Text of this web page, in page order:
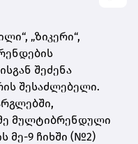
„ზიკერი“,
შეძენა
შესაძლებელი.
მულტიბრენდული
მე-9 ჩიხში (№2)